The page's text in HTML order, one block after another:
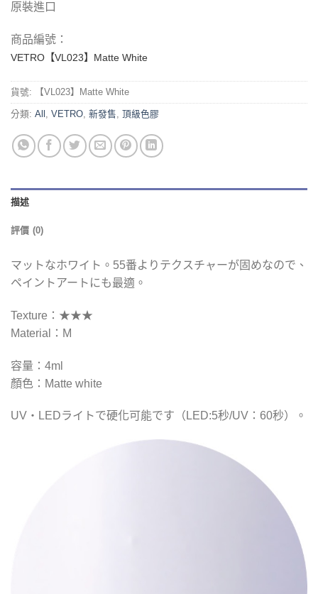
原裝進口
商品編號：
VETRO【VL023】Matte White
貨號: 【VL023】Matte White
分類: All , VETRO, 新發售, 頂級色膠
描述
評價 (0)
マットなホワイト。55番よりテクスチャーが固めなので、
ペイントアートにも最適。
Texture：★★★
Material：M
容量：4ml
顏色：Matte white
UV・LEDライトで硬化可能です（LED:5秒/UV：60秒）。